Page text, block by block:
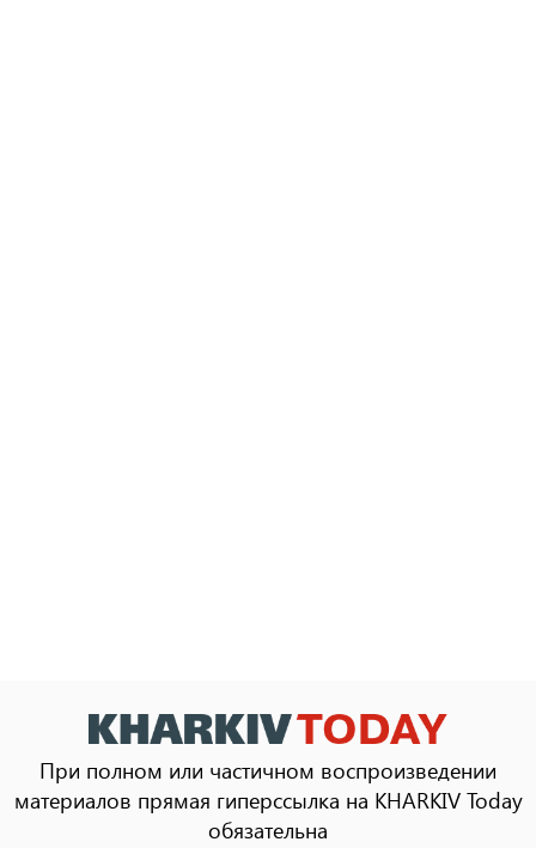
При полном или частичном воспроизведении
материалов прямая гиперссылка на KHARKIV Today
обязательна